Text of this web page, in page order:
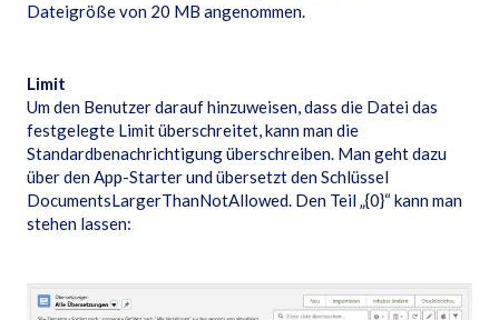
Dateigröße von 20 MB angenommen.
Limit
Um den Benutzer darauf hinzuweisen, dass die Datei das
festgelegte Limit überschreitet, kann man die
Standardbenachrichtigung überschreiben. Man geht dazu
über den App-Starter und übersetzt den Schlüssel
DocumentsLargerThanNotAllowed. Den Teil „{0}“ kann man
stehen lassen: